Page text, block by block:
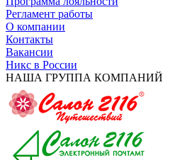
Регламент работы
О компании
Контакты
Вакансии
Никс в России
НАША ГРУППА КОМПАНИЙ